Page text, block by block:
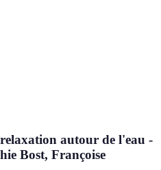
autour de l'eau -
Bost, Françoise